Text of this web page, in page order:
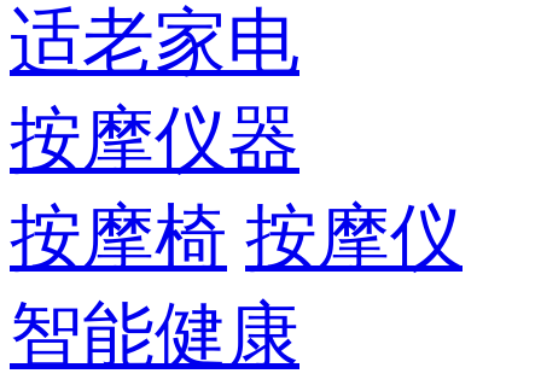
适老家电
按摩仪器
按摩椅 按摩仪
智能健康